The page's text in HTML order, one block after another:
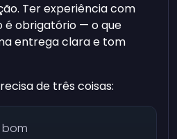
Ter experiência com
é obrigatório — o que
entrega clara e tom
de três coisas:
bom